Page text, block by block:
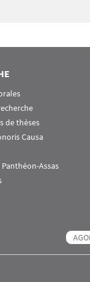
de thèses
Causa
Assas